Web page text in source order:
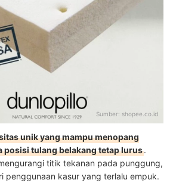
Sumber: shopee.co.id
unik yang mampu menopang
posisi tulang belakang tetap lurus.
titik tekanan pada punggung,
penggunaan kasur yang terlalu empuk.